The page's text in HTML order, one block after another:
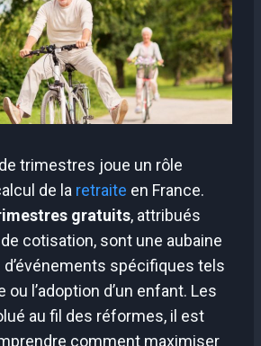
trimestres joue un rôle
de la retraite en France.
gratuits, attribués
cotisation, sont une aubaine
spécifiques tels
ou l’adoption d’un enfant. Les
au fil des réformes, il est
comment maximiser